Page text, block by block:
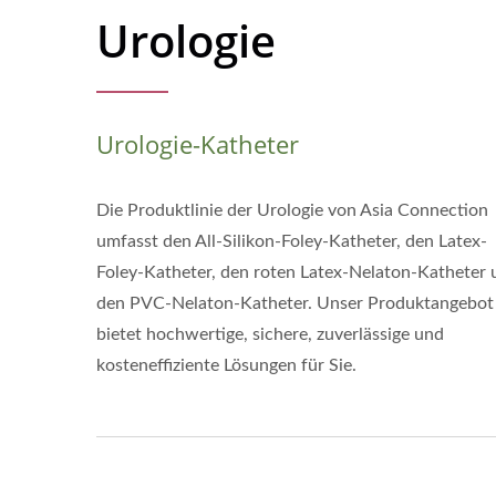
Urologie
Urologie-Katheter
Die Produktlinie der Urologie von Asia Connection
umfasst den All-Silikon-Foley-Katheter, den Latex-
Foley-Katheter, den roten Latex-Nelaton-Katheter
den PVC-Nelaton-Katheter. Unser Produktangebot
bietet hochwertige, sichere, zuverlässige und
kosteneffiziente Lösungen für Sie.